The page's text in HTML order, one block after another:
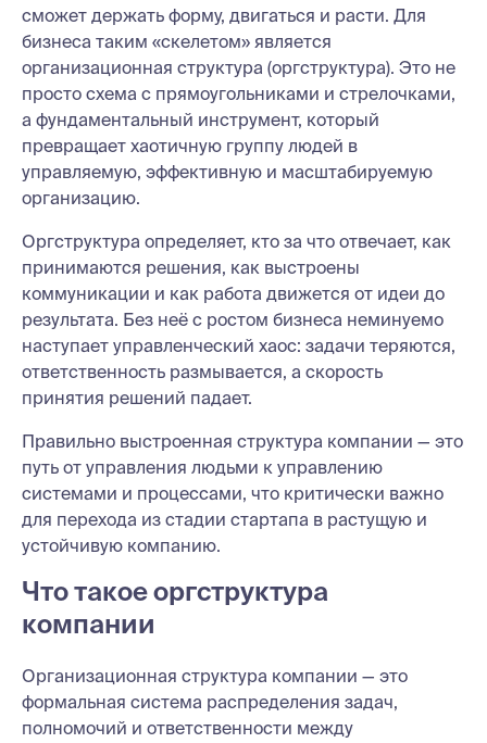
сможет держать форму, двигаться и расти. Для
бизнеса таким «скелетом» является
организационная структура (оргструктура). Это не
просто схема с прямоугольниками и стрелочками,
а фундаментальный инструмент, который
превращает хаотичную группу людей в
управляемую, эффективную и масштабируемую
организацию.
Оргструктура определяет, кто за что отвечает, как
принимаются решения, как выстроены
коммуникации и как работа движется от идеи до
результата. Без неё с ростом бизнеса неминуемо
наступает управленческий хаос: задачи теряются,
ответственность размывается, а скорость
принятия решений падает.
Правильно выстроенная структура компании — это
путь от управления людьми к управлению
системами и процессами, что критически важно
для перехода из стадии стартапа в растущую и
устойчивую компанию.
Что такое оргструктура
компании
Организационная структура компании — это
формальная система распределения задач,
полномочий и ответственности между